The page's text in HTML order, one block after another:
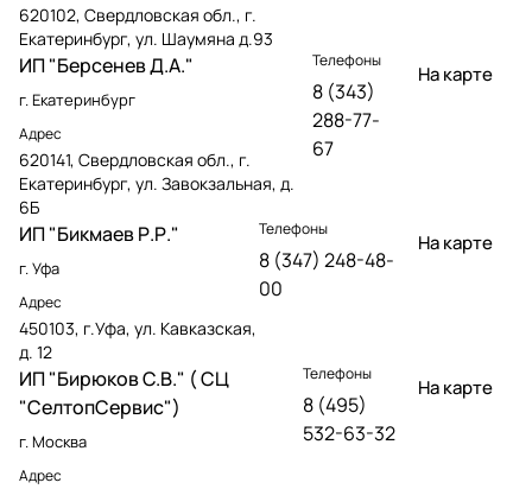
620102, Свердловская обл., г.
Екатеринбург, ул. Шаумяна д.93
ИП "Берсенев Д.А."
г. Екатеринбург
Адрес
620141, Свердловская обл., г.
Екатеринбург, ул. Завокзальная, д.
6Б
Телефоны
8 (343)
288-77-
67
На карте
ИП "Бикмаев Р.Р."
г. Уфа
Адрес
450103, г.Уфа, ул. Кавказская,
д. 12
Телефоны
8 (347) 248-48-
00
На карте
ИП "Бирюков С.В." ( СЦ
"СелтопСервис")
г. Москва
Адрес
Телефоны
8 (495)
532-63-32
На карте